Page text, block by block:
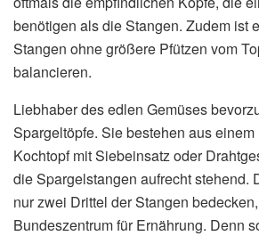
benötigen als die Stangen. Zudem ist
Stangen ohne größere Pfützen vom
balancieren.
Liebhaber des edlen Gemüses
Spargeltöpfe. Sie bestehen aus
Kochtopf mit Siebeinsatz oder
die Spargelstangen aufrecht stehend.
nur zwei Drittel der Stangen
Bundeszentrum für Ernährung. Denn